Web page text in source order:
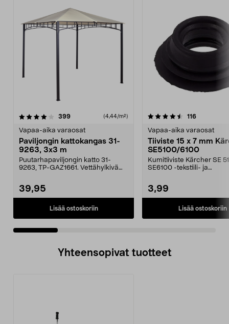
399arvostelut (4,44/m²)
Vapaa-aika varaosat
Paviljongin kattokangas 31-
9263, 3x3 m
Puutarhapaviljongin katto 31-
9263, TP-GAZ1661. Vettähylkivä
39,95
Lisää ostoskoriin
4.5 viidestä
116arvostelut
Vapaa-aika varaosat
Tiiviste 15 x 7 mm
SE5100/6100
Kumitiiviste Kärcher SE
SE6100 -tekstiili- ja
3,99
Lisää ostoskoriin
4.0 viidestä
Yhteensopivat tuotteet